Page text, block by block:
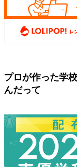
プロが作った学
んだって